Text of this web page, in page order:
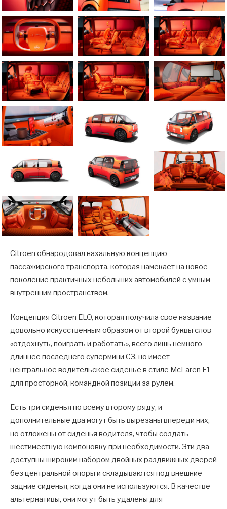
Citroen обнародовал нахальную концепцию
пассажирского транспорта, которая намекает на новое
поколение практичных небольших автомобилей с умным
внутренним пространством.
Концепция Citroen ELO, которая получила свое название
довольно искусственным образом от второй буквы слов
«отдохнуть, поиграть и работать», всего лишь немного
длиннее последнего супермини C3, но имеет
центральное водительское сиденье в стиле McLaren F1
для просторной, командной позиции за рулем.
Есть три сиденья по всему второму ряду, и
дополнительные два могут быть вырезаны впереди них,
но отложены от сиденья водителя, чтобы создать
шестиместную компоновку при необходимости. Эти два
доступны широким набором двойных раздвижных дверей
без центральной опоры и складываются под внешние
задние сиденья, когда они не используются. В качестве
альтернативы, они могут быть удалены для